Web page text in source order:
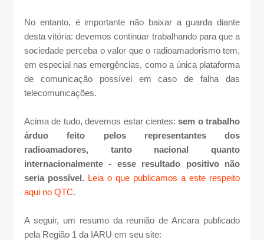
No entanto, é importante não baixar a guarda diante
desta vitória: devemos continuar trabalhando para que a
sociedade perceba o valor que o radioamadorismo tem,
em especial nas emergências, como a única plataforma
de comunicação possível em caso de falha das
telecomunicações.
Acima de tudo, devemos estar cientes:sem o trabalho
árduo feito pelos representantes dos
radioamadores, tanto nacional quanto
internacionalmente - esse resultado positivo não
seria possível. Leia o que publicamos a este respeito
aqui no QTC.
A seguir, um resumo da reunião de Ancara publicado
pela Região 1 da IARU em seu site: